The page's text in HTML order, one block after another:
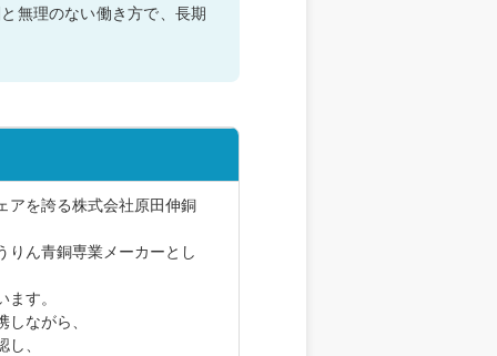
無理のない働き方で、長期
アを誇る株式会社原田伸銅
りん青銅専業メーカーとし
す。
ながら、
、